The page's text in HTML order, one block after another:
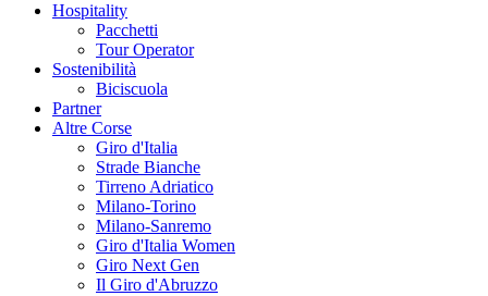
Hospitality
Pacchetti
Tour Operator
Sostenibilità
Biciscuola
Partner
Altre Corse
Giro d'Italia
Strade Bianche
Tirreno Adriatico
Milano-Torino
Milano-Sanremo
Giro d'Italia Women
Giro Next Gen
Il Giro d'Abruzzo